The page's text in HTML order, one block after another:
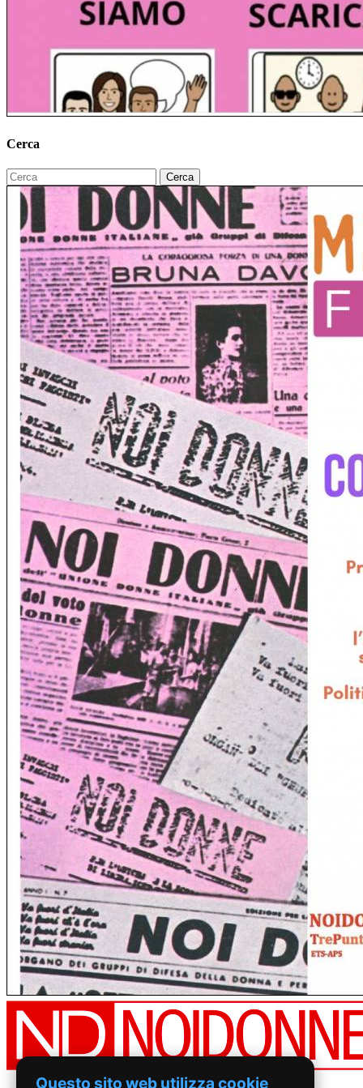
Cerca
Questo sito web utilizza cookie